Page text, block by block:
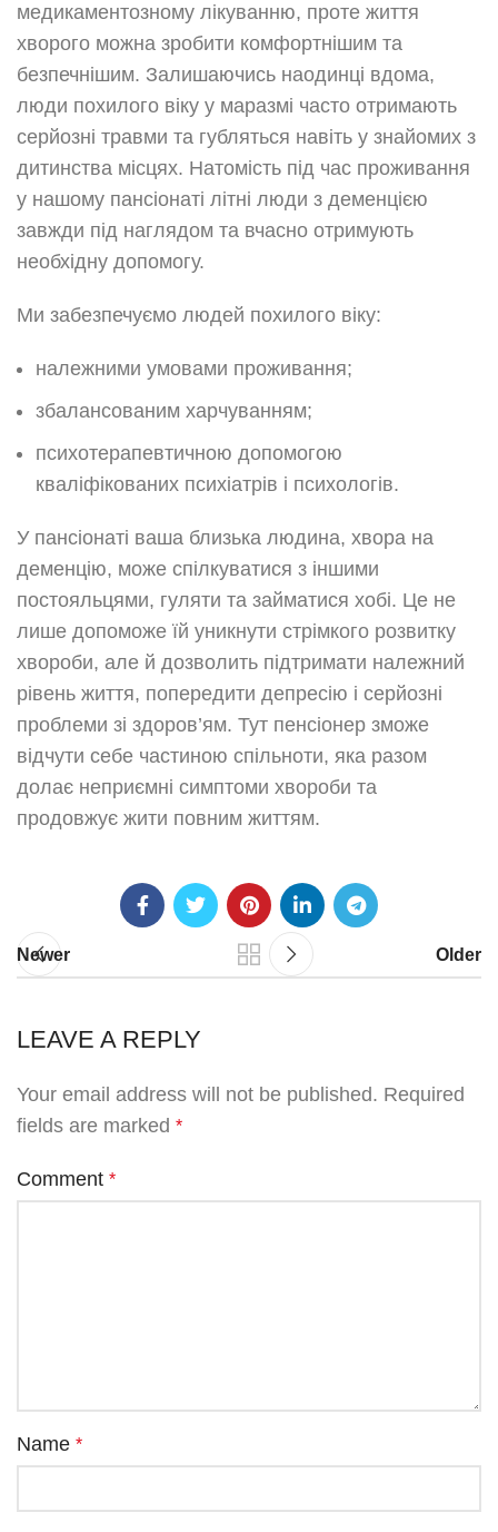
медикаментозному лікуванню, проте життя
хворого можна зробити комфортнішим та
безпечнішим. Залишаючись наодинці вдома,
люди похилого віку у маразмі часто отримають
серйозні травми та губляться навіть у знайомих з
дитинства місцях. Натомість під час проживання
у нашому пансіонаті літні люди з деменцією
завжди під наглядом та вчасно отримують
необхідну допомогу.
Ми забезпечуємо людей похилого віку:
належними умовами проживання;
збалансованим харчуванням;
психотерапевтичною допомогою
кваліфікованих психіатрів і психологів.
У пансіонаті ваша близька людина, хвора на
деменцію, може спілкуватися з іншими
постояльцями, гуляти та займатися хобі. Це не
лише допоможе їй уникнути стрімкого розвитку
хвороби, але й дозволить підтримати належний
рівень життя, попередити депресію і серйозні
проблеми зі здоров’ям. Тут пенсіонер зможе
відчути себе частиною спільноти, яка разом
долає неприємні симптоми хвороби та
продовжує жити повним життям.
Newer Older
LEAVE A REPLY
Your email address will not be published. Required
fields are marked *
Comment *
Name *